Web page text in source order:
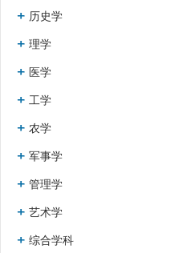
历史学
理学
医学
工学
农学
军事学
管理学
艺术学
综合学科